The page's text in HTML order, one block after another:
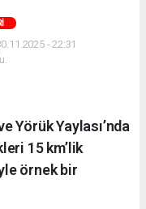
- 22:31
Yörük Yaylası’nda
15 km’lik
örnek bir